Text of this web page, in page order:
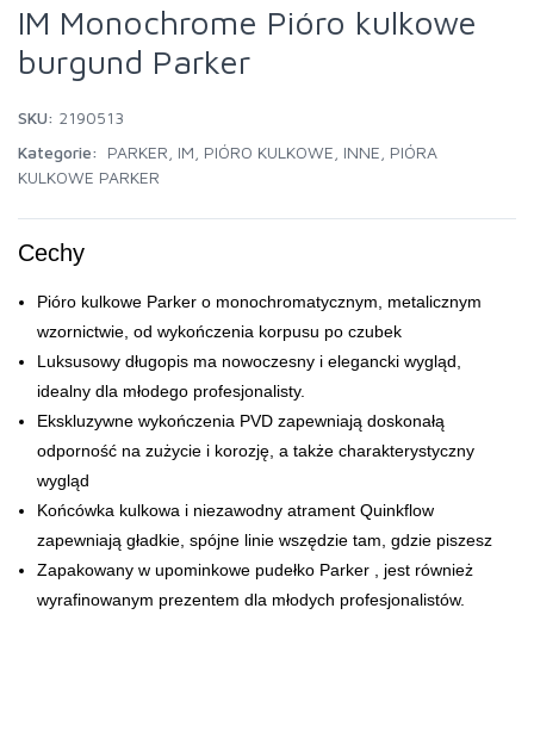
IM Monochrome Pióro kulkowe
burgund Parker
SKU: 2190513
Kategorie:
PARKER IM PIÓRO KULKOWE INNE PIÓRA
KULKOWE PARKER
Cechy
Pióro kulkowe Parker o monochromatycznym, metalicznym
wzornictwie, od wykończenia korpusu po czubek
Luksusowy długopis ma nowoczesny i elegancki wygląd,
idealny dla młodego profesjonalisty.
Ekskluzywne wykończenia PVD zapewniają doskonałą
odporność na zużycie i korozję, a także charakterystyczny
wygląd
Końcówka kulkowa i niezawodny atrament Quinkflow
zapewniają gładkie, spójne linie wszędzie tam, gdzie piszesz
Zapakowany w upominkowe pudełko Parker , jest również
wyrafinowanym prezentem dla młodych profesjonalistów.